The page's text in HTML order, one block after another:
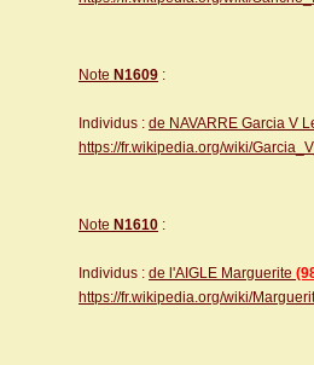
Note N1609 :
Individus : de NAVARRE Garcia V
https://fr.wikipedia.org/wiki/
Note N1610 :
Individus : de l'AIGLE Marguerite
https://fr.wikipedia.org/wiki/